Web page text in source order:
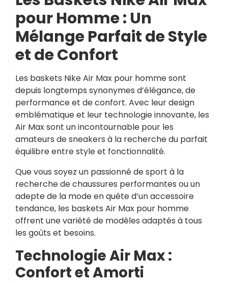
pour Homme : Un
Mélange Parfait de Style
et de Confort
Les baskets Nike Air Max pour homme sont
depuis longtemps synonymes d’élégance, de
performance et de confort. Avec leur design
emblématique et leur technologie innovante, les
Air Max sont un incontournable pour les
amateurs de sneakers à la recherche du parfait
équilibre entre style et fonctionnalité.
Que vous soyez un passionné de sport à la
recherche de chaussures performantes ou un
adepte de la mode en quête d’un accessoire
tendance, les baskets Air Max pour homme
offrent une variété de modèles adaptés à tous
les goûts et besoins.
Technologie Air Max :
Confort et Amorti